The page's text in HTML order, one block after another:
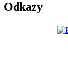
Odkazy